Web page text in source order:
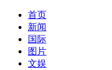
首页
新闻
国际
图片
文娱